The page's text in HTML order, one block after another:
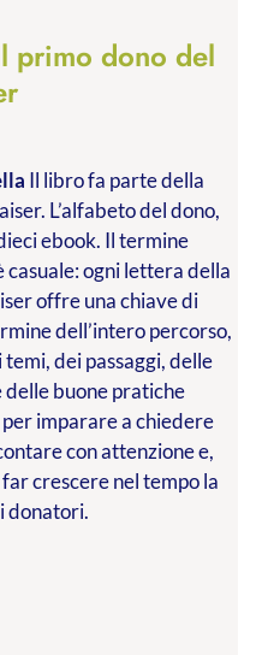
primo dono del
Il libro fa parte della
L’alfabeto del dono,
ebook. Il termine
casuale: ogni lettera della
offre una chiave di
dell’intero percorso,
temi, dei passaggi, delle
delle buone pratiche
imparare a chiedere
con attenzione e,
crescere nel tempo la
donatori.